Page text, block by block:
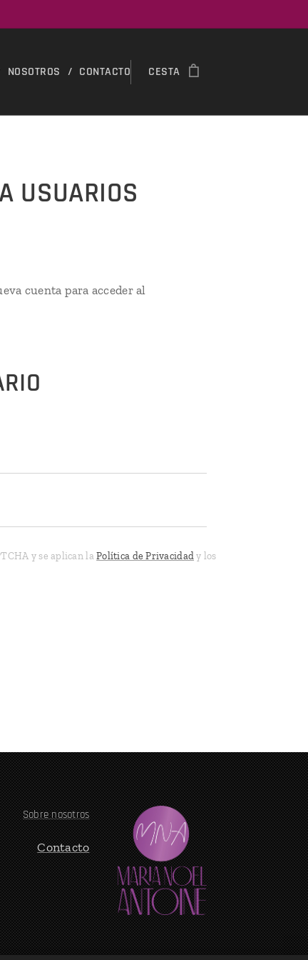
NOSOTROS CONTACTO CESTA
USUARIOS
cuenta para acceder al
y se aplican laPolítica de Privacidady los
Sobre nosotros
Contacto